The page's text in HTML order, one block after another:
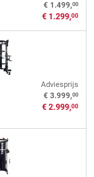
€ 1.499,00
€ 1.299,00
Adviesprijs
€ 3.999,00
€ 2.999,00